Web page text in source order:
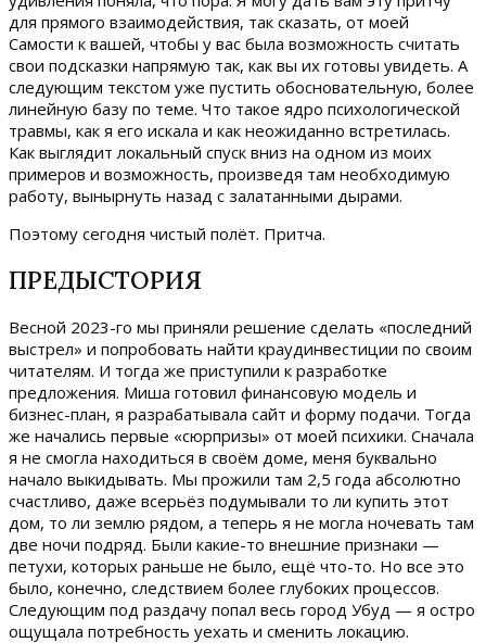
для прямого взаимодействия, так сказать, от моей
Самости к вашей, чтобы у вас была возможность считать
свои подсказки напрямую так, как вы их готовы увидеть. А
следующим текстом уже пустить обосновательную, более
линейную базу по теме. Что такое ядро психологической
травмы, как я его искала и как неожиданно встретилась.
Как выглядит локальный спуск вниз на одном из моих
примеров и возможность, произведя там необходимую
работу, вынырнуть назад с залатанными дырами.
Поэтому сегодня чистый полёт. Притча.
ПРЕДЫСТОРИЯ
Весной 2023-го мы приняли решение сделать «последний
выстрел» и попробовать найти краудинвестиции по своим
читателям. И тогда же приступили к разработке
предложения. Миша готовил финансовую модель и
бизнес-план, я разрабатывала сайт и форму подачи. Тогда
же начались первые «сюрпризы» от моей психики. Сначала
я не смогла находиться в своём доме, меня буквально
начало выкидывать. Мы прожили там 2,5 года абсолютно
счастливо, даже всерьёз подумывали то ли купить этот
дом, то ли землю рядом, а теперь я не могла ночевать там
две ночи подряд. Были какие-то внешние признаки —
петухи, которых раньше не было, ещё что-то. Но все это
было, конечно, следствием более глубоких процессов.
Следующим под раздачу попал весь город Убуд — я остро
ощущала потребность уехать и сменить локацию.